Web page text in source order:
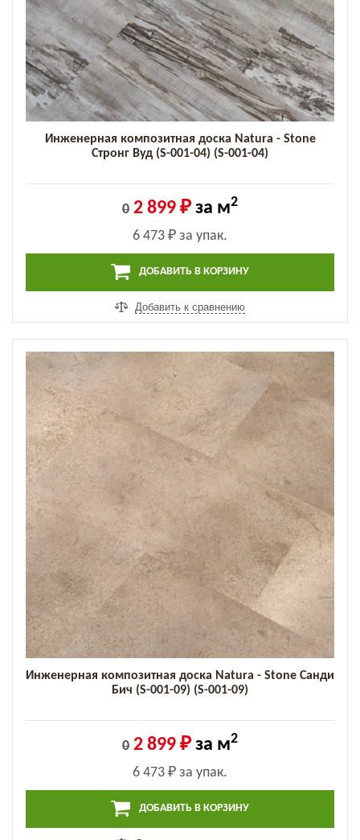
Инженерная композитная доска Natura - Stone
Стронг Вуд (S-001-04) (S-001-04)
0 2 899 ₽ за м2
6 473 ₽ за упак.
ДОБАВИТЬ В КОРЗИНУ
Добавить к сравнению
Инженерная композитная доска Natura - Stone Санди
Бич (S-001-09) (S-001-09)
0 2 899 ₽ за м2
6 473 ₽ за упак.
ДОБАВИТЬ В КОРЗИНУ